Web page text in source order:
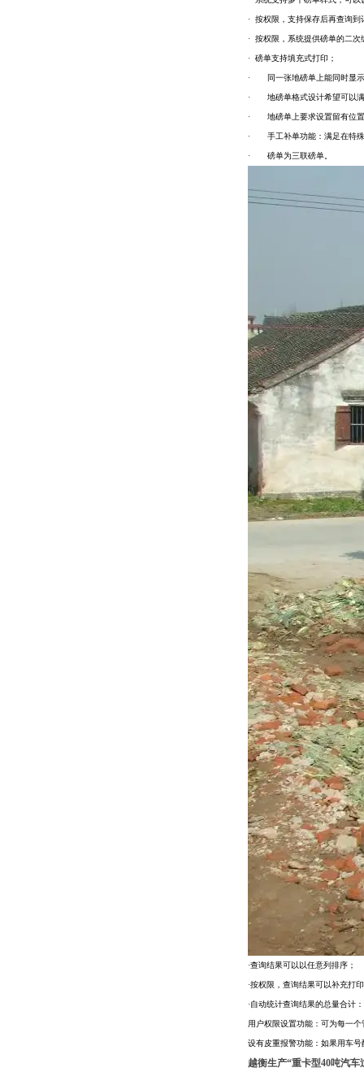
· 按权限，支持保存后再查询到
· 按权限，系统提供磅单的二
· 磅单支持填充式打印；
· 同一张地磅单上能同时显示
· 地磅单格式设计希望可以满
· 地磅单上要求设置留有位置
· 手工补单功能：满足在特殊
· 磅单为三联磅单。
·查询结果可以以任意列排序；
·按权限，查询结果可以补充打
·自动统计查询结果的总量合计
用户权限设置功能：可为每一
设有皮重报警功能：如果用车
越衡生产“重卡型40吨汽车